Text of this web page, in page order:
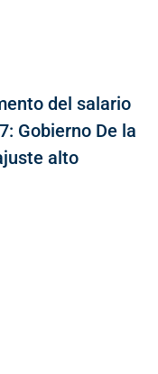
del salario
Gobierno De la
alto